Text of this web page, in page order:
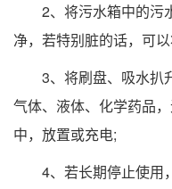
2、将污水箱中的污
净，若特别脏的话，可
3、将刷盘、吸水扒
气体、液体、化学药品
中，放置或充电;
4、若长期停止使用